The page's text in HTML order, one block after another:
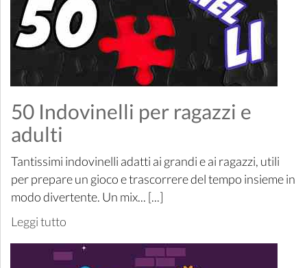
50 Indovinelli per ragazzi e
adulti
Tantissimi indovinelli adatti ai grandi e ai ragazzi, utili
per prepare un gioco e trascorrere del tempo insieme in
modo divertente. Un mix... [...]
Leggi tutto